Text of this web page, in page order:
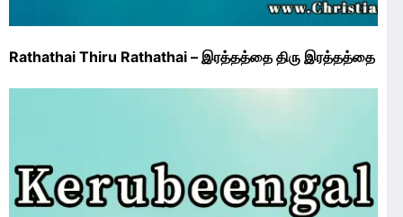
Rathathai Thiru Rathathai – இரத்தத்தை திரு இரத்தத்தை